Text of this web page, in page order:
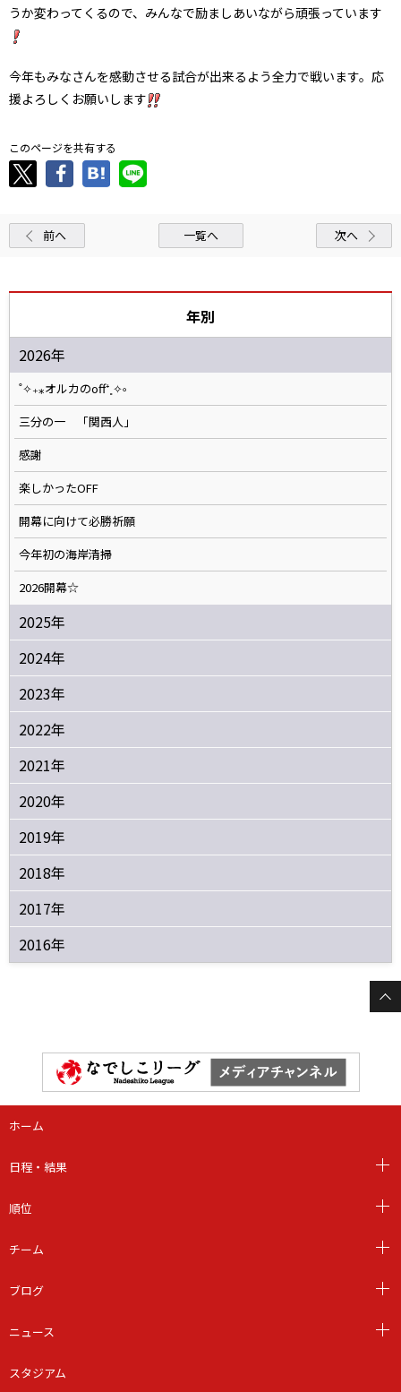
うか変わってくるので、みんなで励ましあいながら頑張っています
今年もみなさんを感動させる試合が出来るよう全力で戦います。応
援よろしくお願いします
このページを共有する
前へ 一覧へ 次へ
年別
2026年
˚✧₊⁎オルカのoff⁺˳✧༚
三分の一 「関西人」
感謝
楽しかったOFF
開幕に向けて必勝祈願
今年初の海岸清掃
2026開幕☆
2025年
2024年
2023年
2022年
2021年
2020年
2019年
2018年
2017年
2016年
ホーム
日程・結果
順位
チーム
ブログ
ニュース
スタジアム